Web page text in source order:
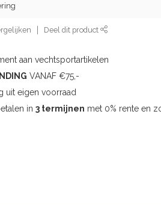
Deel dit product
aan vechtsportartikelen
VANAF €75,-
uit eigen voorraad
in3 termijnen met 0% rente en